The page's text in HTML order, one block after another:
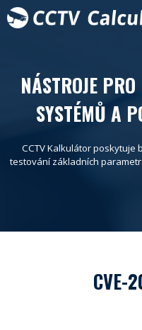
NÁSTROJE
SYSTÉMŮ A
CCTV Kalkulátor
testování základních
CVE-